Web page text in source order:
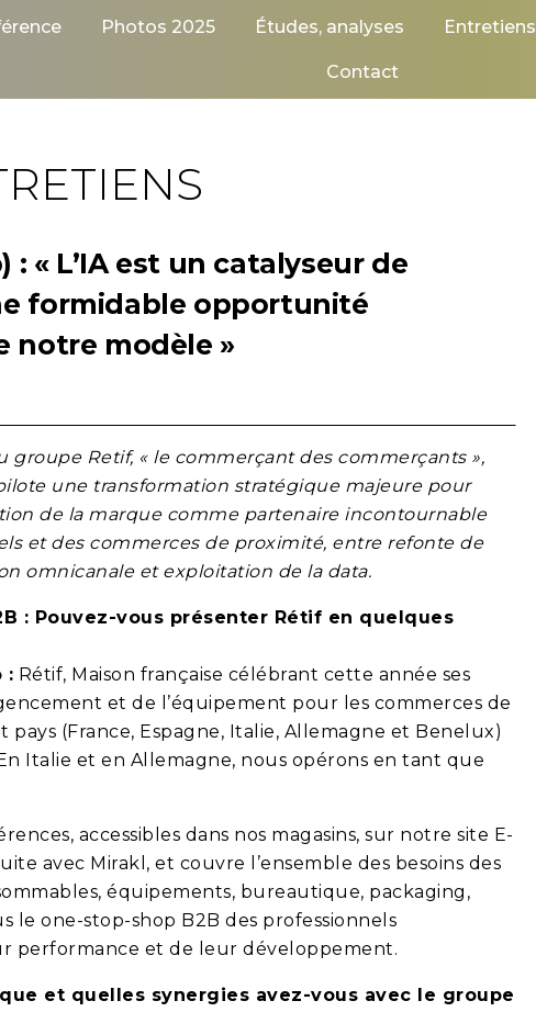
Photos 2025 Études, analyses Entretiens
Contact
« L’IA est un catalyseur de
formidable opportunité
notre modèle »
groupe Retif, « le commerçant des commerçants »,
une transformation stratégique majeure pour
de la marque comme partenaire incontournable
et des commerces de proximité, entre refonte de
omnicanale et exploitation de la data.
: Pouvez-vous présenter Rétif en quelques
: Rétif, Maison française célébrant cette année ses
et de l’équipement pour les commerces de
pays (France, Espagne, Italie, Allemagne et Benelux)
Italie et en Allemagne, nous opérons en tant que
accessibles dans nos magasins, sur notre site E-
avec Mirakl, et couvre l’ensemble des besoins des
équipements, bureautique, packaging,
le one-stop-shop B2B des professionnels
performance et de leur développement.
et quelles synergies avez-vous avec le groupe